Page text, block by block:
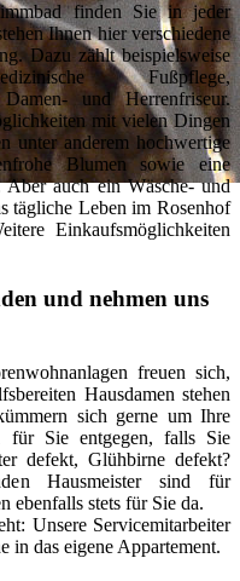
finden Sie in jeder
Ihnen hier verschiedene
Dazu zählt beispielsweise
Fußpflege,
und Herrenfriseur.
mit vielen Dingen
unter anderem hochwertige
Blumen sowie eine
auch ein Wäsche- und
tägliche Leben im Rosenhof
Einkaufsmöglichkeiten
und nehmen uns
freuen sich,
Hausdamen stehen
sich gerne um Ihre
für Sie entgegen, falls Sie
defekt, Glühbirne defekt?
Hausmeister sind für
ebenfalls stets für Sie da.
Unsere Servicemitarbeiter
in das eigene Appartement.